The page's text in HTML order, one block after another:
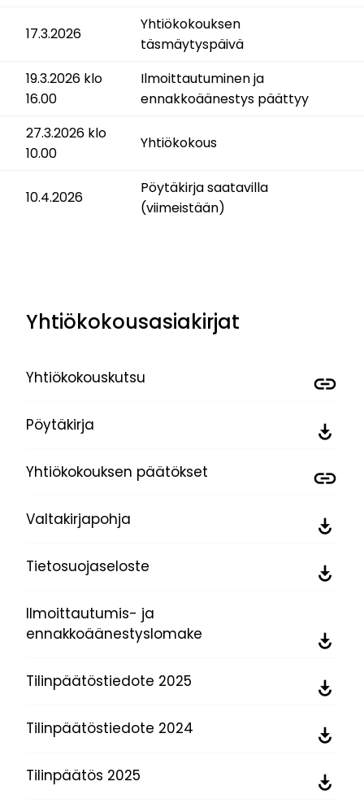
17.3.2026
Yhtiökokouksen
täsmäytyspäivä
19.3.2026 klo
16.00
Ilmoittautuminen ja
ennakkoäänestys päättyy
27.3.2026 klo
10.00
Yhtiökokous
10.4.2026
Pöytäkirja saatavilla
(viimeistään)
Yhtiökokousasiakirjat
Yhtiökokouskutsu
Pöytäkirja
Yhtiökokouksen päätökset
Valtakirjapohja
Tietosuojaseloste
Ilmoittautumis- ja
ennakkoäänestyslomake
Tilinpäätöstiedote 2025
Tilinpäätöstiedote 2024
Tilinpäätös 2025